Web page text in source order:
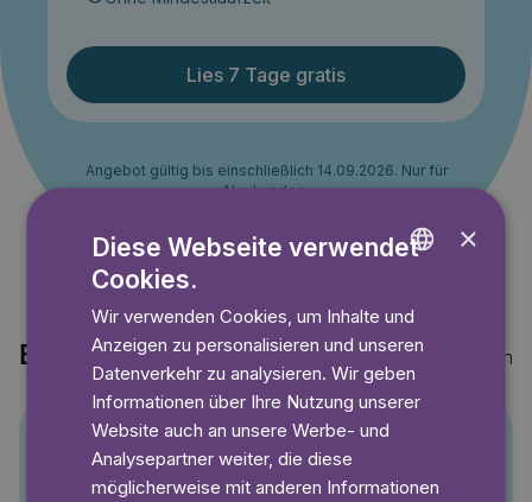
Lies 7 Tage gratis
Angebot gültig bis einschließlich 14.09.2026. Nur für
Neukunden.
Entdecke auch Mehr anzeigen
GERMAN
×
Diese Webseite verwendet
Cookies.
Wir verwenden Cookies, um Inhalte und
Anzeigen zu personalisieren und unseren
Datenverkehr zu analysieren. Wir geben
Informationen über Ihre Nutzung unserer
Website auch an unsere Werbe- und
Analysepartner weiter, die diese
möglicherweise mit anderen Informationen